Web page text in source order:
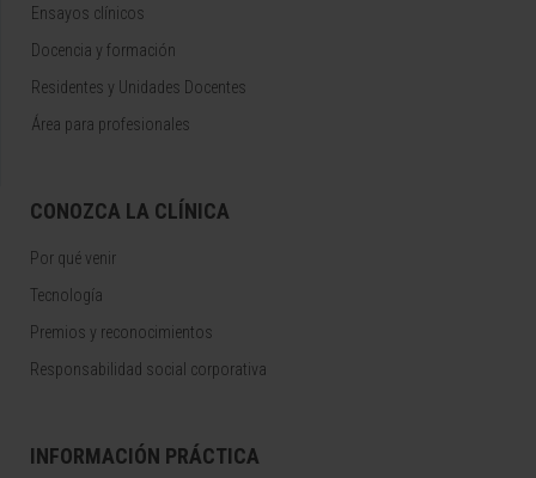
Ensayos clínicos
Docencia y formación
Residentes y Unidades Docentes
Área para profesionales
CONOZCA LA CLÍNICA
Por qué venir
Tecnología
Premios y reconocimientos
Responsabilidad social corporativa
INFORMACIÓN PRÁCTICA